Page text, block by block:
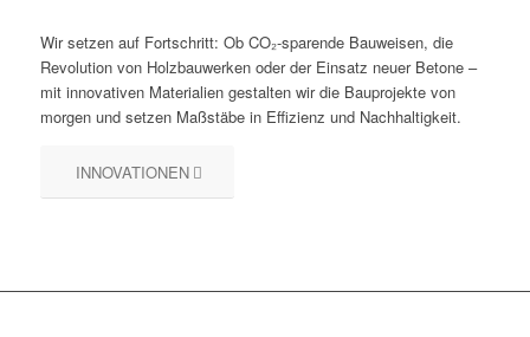
Wir setzen auf Fortschritt: Ob CO₂-sparende Bauweisen, die
Revolution von Holzbauwerken oder der Einsatz neuer Betone –
mit innovativen Materialien gestalten wir die Bauprojekte von
morgen und setzen Maßstäbe in Effizienz und Nachhaltigkeit.
INNOVATIONEN